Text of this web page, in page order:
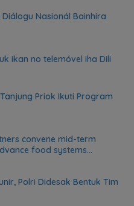
Nasionál Bainhira
ikan no telemóvel iha Dili
Priok Ikuti Program
convene mid-term
food systems
Polri Didesak Bentuk Tim